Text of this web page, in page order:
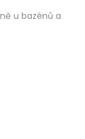
u bazénů a